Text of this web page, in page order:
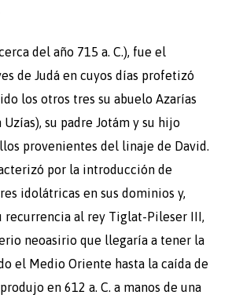
del año 715 a. C.), fue el
de Judá en cuyos días profetizó
los otros tres su abuelo Azarías
su padre Jotám y su hijo
provenientes del linaje de David.
por la introducción de
idolátricas en sus dominios y,
recurrencia al rey Tiglat-Pileser III,
neoasirio que llegaría a tener la
el Medio Oriente hasta la caída de
en 612 a. C. a manos de una